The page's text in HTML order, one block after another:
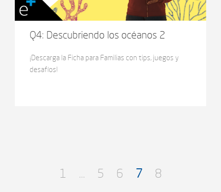
Q4: Descubriendo los océanos 2
¡Descarga la Ficha para Familias con tips, juegos y
desafíos!
1 … 5 6 7 8